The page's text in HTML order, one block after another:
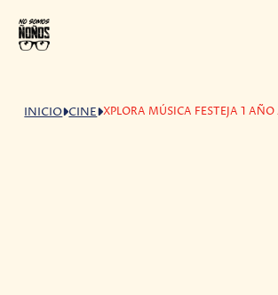
INICIO CINE XPLORA MÚSICA FESTEJA 1 AÑO